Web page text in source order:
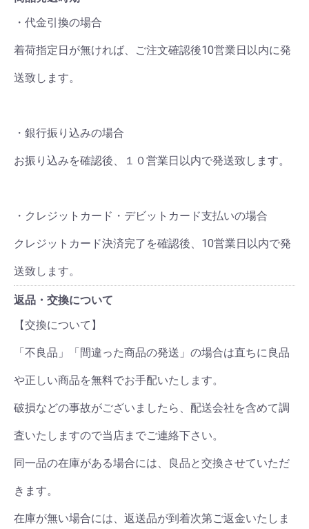
・代金引換の場合
着荷指定日が無ければ、ご注文確認後10営業日以内に発
送致します。
・銀行振り込みの場合
お振り込みを確認後、１０営業日以内で発送致します。
・クレジットカード・デビットカード支払いの場合
クレジットカード決済完了を確認後、10営業日以内で発
送致します。
返品・交換について
【交換について】
「不良品」「間違った商品の発送」の場合は直ちに良品
や正しい商品を無料でお手配いたします。
破損などの事故がございましたら、配送会社を含めて調
査いたしますので当店までご連絡下さい。
同一品の在庫がある場合には、良品と交換させていただ
きます。
在庫が無い場合には、返送品が到着次第ご返金いたしま